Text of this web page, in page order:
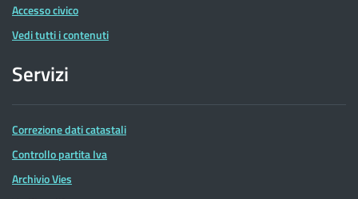
Accesso civico
Vedi tutti i contenuti
Servizi
Correzione dati catastali
Controllo partita Iva
Archivio Vies